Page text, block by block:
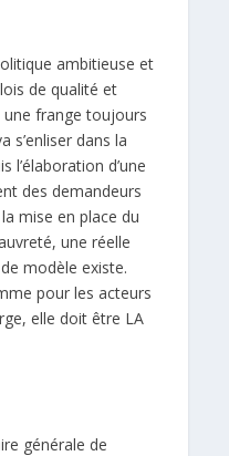
ambitieuse et
de qualité et
une frange toujours
s’enliser dans la
l’élaboration d’une
des demandeurs
mise en place du
une réelle
modèle existe.
pour les acteurs
elle doit être LA
générale de